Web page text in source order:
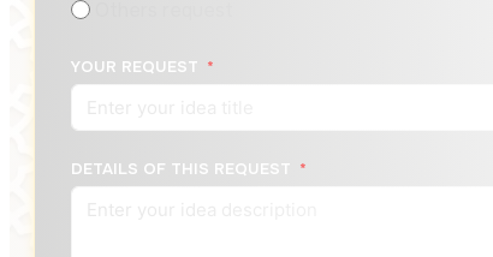
YOUR REQUEST
DETAILS OF THIS REQUEST